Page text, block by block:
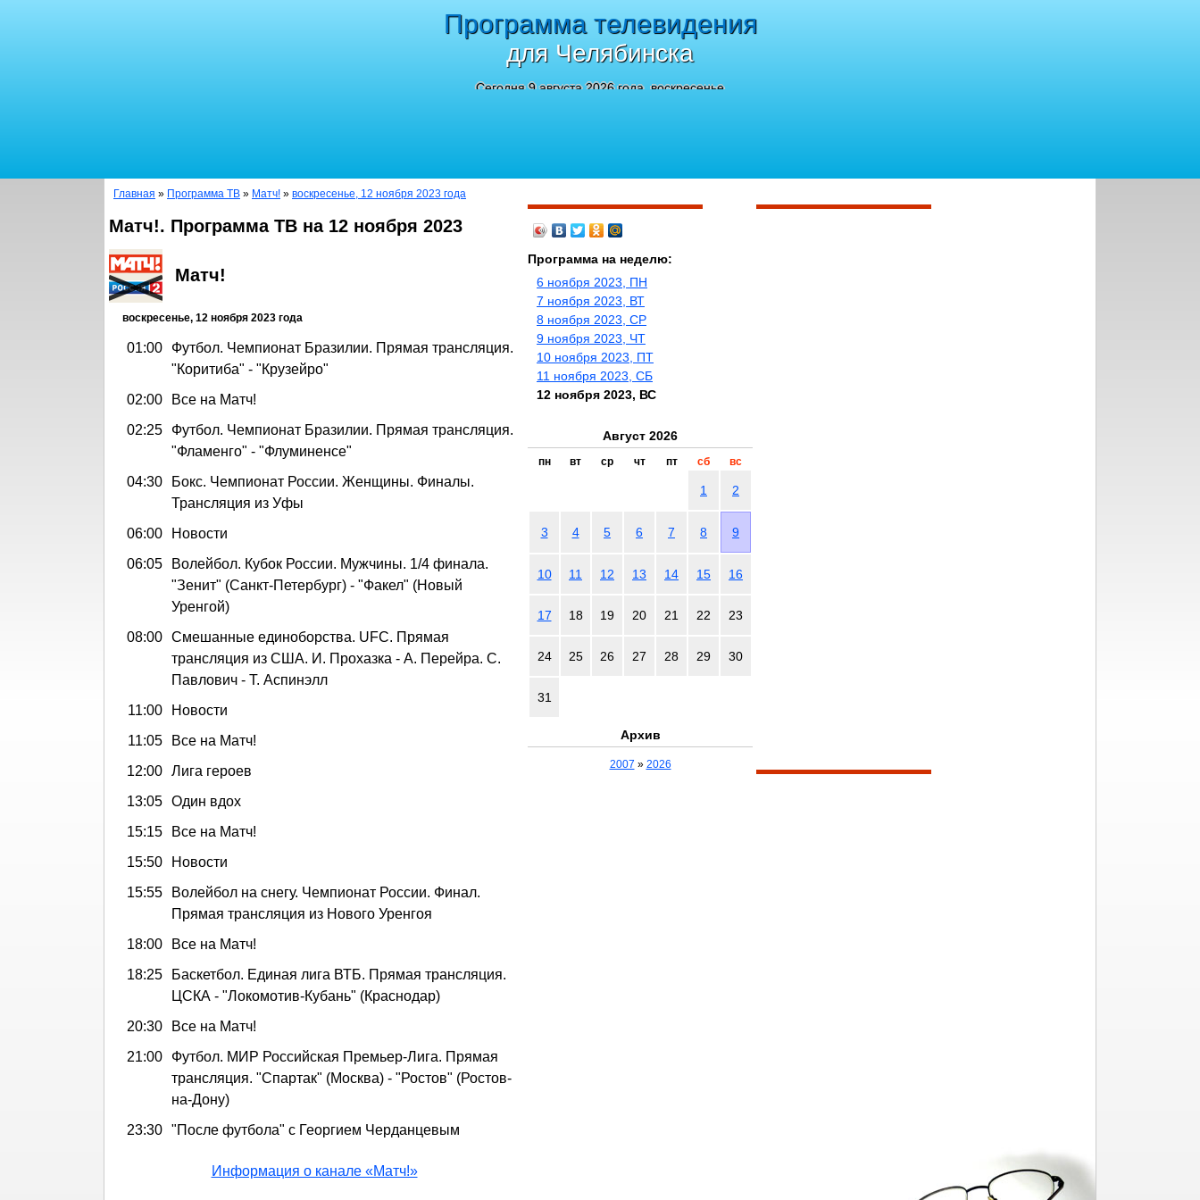
Программа телевидения
для Челябинска
Сегодня 9 августа 2026 года, воскресенье
Главная » Программа ТВ » Матч! » воскресенье, 12 ноября 2023 года
Матч!. Программа ТВ на 12 ноября 2023
Матч!
воскресенье, 12 ноября 2023 года
01:00
Футбол. Чемпионат Бразилии. Прямая трансляция.
"Коритиба" - "Крузейро"
02:00
Все на Матч!
02:25
Футбол. Чемпионат Бразилии. Прямая трансляция.
"Фламенго" - "Флуминенсе"
04:30
Бокс. Чемпионат России. Женщины. Финалы.
Трансляция из Уфы
06:00
Новости
06:05
Волейбол. Кубок России. Мужчины. 1/4 финала.
"Зенит" (Санкт-Петербург) - "Факел" (Новый
Уренгой)
08:00 Смешанные единоборства. UFC. Прямая
трансляция из США. И. Прохазка - А. Перейра. С.
Павлович - Т. Аспинэлл
11:00
Новости
11:05
Все на Матч!
12:00 Лига героев
13:05 Один вдох
15:15
Все на Матч!
15:50
Новости
15:55
Волейбол на снегу. Чемпионат России. Финал.
Прямая трансляция из Нового Уренгоя
18:00
Все на Матч!
18:25
Баскетбол. Единая лига ВТБ. Прямая трансляция.
ЦСКА - "Локомотив-Кубань" (Краснодар)
20:30
Все на Матч!
21:00
Футбол. МИР Российская Премьер-Лига. Прямая
трансляция. "Спартак" (Москва) - "Ростов" (Ростов-
на-Дону)
23:30 "После футбола" с Георгием Черданцевым
Информация о канале «Матч!»
Программа на неделю:
6 ноября 2023, ПН
7 ноября 2023, ВТ
8 ноября 2023, СР
9 ноября 2023, ЧТ
10 ноября 2023, ПТ
11 ноября 2023, СБ
12 ноября 2023, ВС
Август 2026
пн вт ср чт пт сб вс
1 2
3 4 5 6 7 8 9
10 11 12 13 14 15 16
17 18 19 20 21 22 23
24 25 26 27 28 29 30
31
Архив
2007 » 2026